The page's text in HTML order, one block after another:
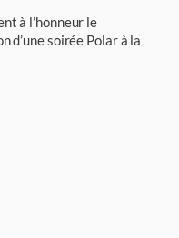
à l’honneur le
d’une soirée Polar à la